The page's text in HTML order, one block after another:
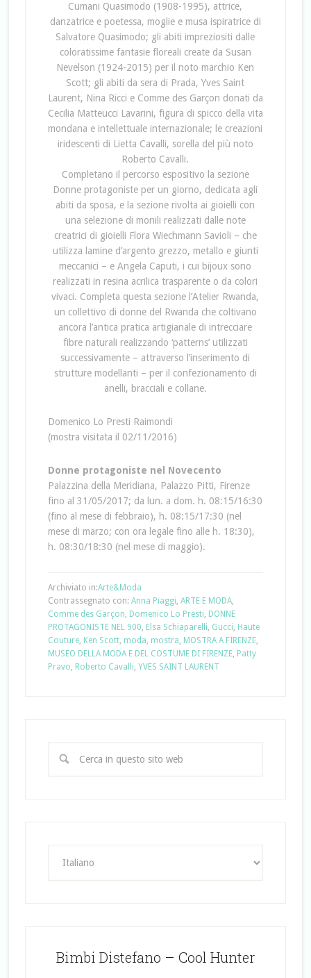
Cumani Quasimodo (1908-1995), attrice,
danzatrice e poetessa, moglie e musa ispiratrice di
Salvatore Quasimodo; gli abiti impreziositi dalle
coloratissime fantasie floreali create da Susan
Nevelson (1924-2015) per il noto marchio Ken
Scott; gli abiti da sera di Prada, Yves Saint
Laurent, Nina Ricci e Comme des Garçon donati da
Cecilia Matteucci Lavarini, figura di spicco della vita
mondana e intellettuale internazionale; le creazioni
iridescenti di Lietta Cavalli, sorella del più noto
Roberto Cavalli.
Completano il percorso espositivo la sezione
Donne protagoniste per un giorno, dedicata agli
abiti da sposa, e la sezione rivolta ai gioielli con
una selezione di monili realizzati dalle note
creatrici di gioielli Flora Wiechmann Savioli – che
utilizza lamine d’argento grezzo, metallo e giunti
meccanici – e Angela Caputi, i cui bijoux sono
realizzati in resina acrilica trasparente o da colori
vivaci. Completa questa sezione l’Atelier Rwanda,
un collettivo di donne del Rwanda che coltivano
ancora l’antica pratica artigianale di intrecciare
fibre naturali realizzando ‘patterns’ utilizzati
successivamente – attraverso l’inserimento di
strutture modellanti – per il confezionamento di
anelli, bracciali e collane.
Domenico Lo Presti Raimondi
(mostra visitata il 02/11/2016)
Donne protagoniste nel Novecento
Palazzina della Meridiana, Palazzo Pitti, Firenze
fino al 31/05/2017; da lun. a dom. h. 08:15/16:30
(fino al mese di febbraio), h. 08:15/17:30 (nel
mese di marzo; con ora legale fino alle h. 18:30),
h. 08:30/18:30 (nel mese di maggio).
Archiviato in:Arte&Moda
Contrassegnato con: Anna Piaggi, ARTE E MODA,
Comme des Garçon, Domenico Lo Presti, DONNE
PROTAGONISTE NEL 900, Elsa Schiaparelli, Gucci, Haute
Couture, Ken Scott, moda, mostra, MOSTRA A FIRENZE,
MUSEO DELLA MODA E DEL COSTUME DI FIRENZE, Patty
Pravo, Roberto Cavalli, YVES SAINT LAURENT
Bimbi Distefano – Cool Hunter